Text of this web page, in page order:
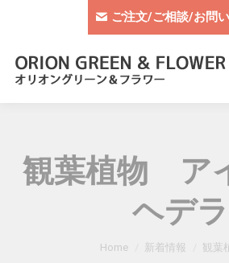
ご注文/ご相談/お問
観葉植物 ア
ヘデラ
You are here:
Home 新着情報 観葉